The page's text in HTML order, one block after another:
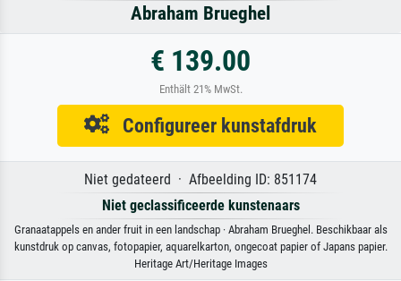
Abraham Brueghel
€ 139.00
Enthält 21% MwSt.
Configureer kunstafdruk
Niet gedateerd · Afbeelding ID: 851174
Niet geclassificeerde kunstenaars
Granaatappels en ander fruit in een landschap · Abraham Brueghel. Beschikbaar als
kunstdruk op canvas, fotopapier, aquarelkarton, ongecoat papier of Japans papier.
Heritage Art/Heritage Images